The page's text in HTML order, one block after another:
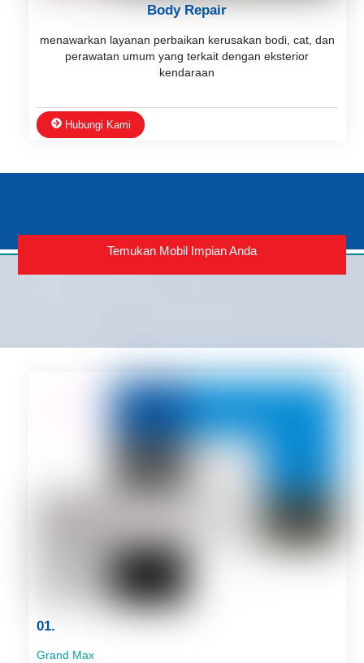
Body Repair
menawarkan layanan perbaikan kerusakan bodi, cat, dan
perawatan umum yang terkait dengan eksterior
kendaraan
Hubungi Kami
Temukan Mobil Impian Anda
01.
Grand Max